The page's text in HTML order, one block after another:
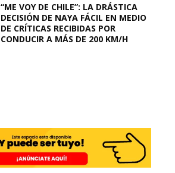
“ME VOY DE CHILE”: LA DRÁSTICA
DECISIÓN DE NAYA FÁCIL EN MEDIO
DE CRÍTICAS RECIBIDAS POR
CONDUCIR A MÁS DE 200 KM/H